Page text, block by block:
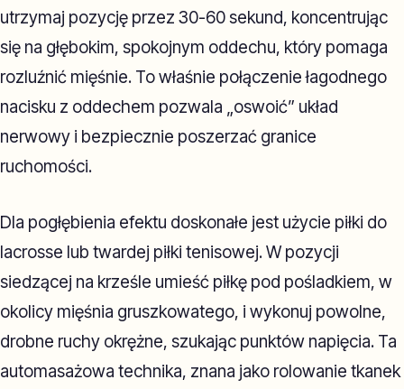
utrzymaj pozycję przez 30-60 sekund, koncentrując
się na głębokim, spokojnym oddechu, który pomaga
rozluźnić mięśnie. To właśnie połączenie łagodnego
nacisku z oddechem pozwala „oswoić” układ
nerwowy i bezpiecznie poszerzać granice
ruchomości.
Dla pogłębienia efektu doskonałe jest użycie piłki do
lacrosse lub twardej piłki tenisowej. W pozycji
siedzącej na krześle umieść piłkę pod pośladkiem, w
okolicy mięśnia gruszkowatego, i wykonuj powolne,
drobne ruchy okrężne, szukając punktów napięcia. Ta
automasażowa technika, znana jako rolowanie tkanek